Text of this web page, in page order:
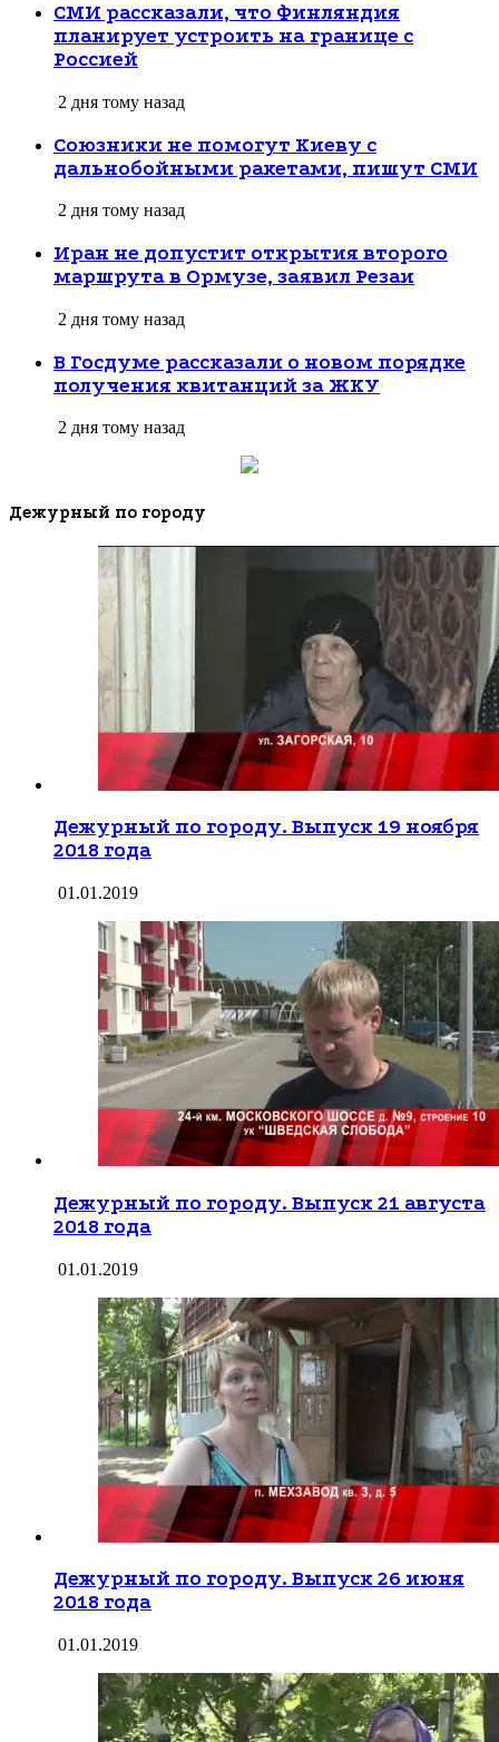
СМИ рассказали, что Финляндия
планирует устроить на границе с
Россией
2 дня тому назад
Союзники не помогут Киеву с
дальнобойными ракетами, пишут СМИ
2 дня тому назад
Иран не допустит открытия второго
маршрута в Ормузе, заявил Резаи
2 дня тому назад
В Госдуме рассказали о новом порядке
получения квитанций за ЖКУ
2 дня тому назад
Дежурный по городу
Дежурный по городу. Выпуск 19 ноября
2018 года
01.01.2019
Дежурный по городу. Выпуск 21 августа
2018 года
01.01.2019
Дежурный по городу. Выпуск 26 июня
2018 года
01.01.2019